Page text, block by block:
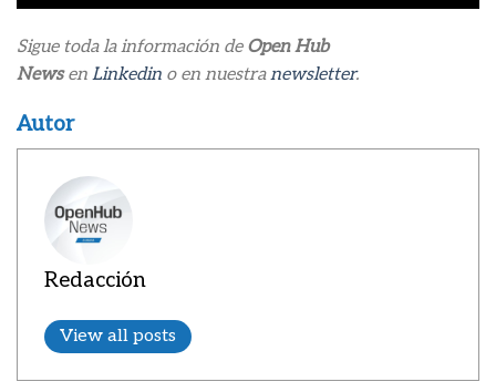
Sigue toda la información de Open Hub
Newsen Linkedin o en nuestranewsletter.
Autor
Redacción
View all posts